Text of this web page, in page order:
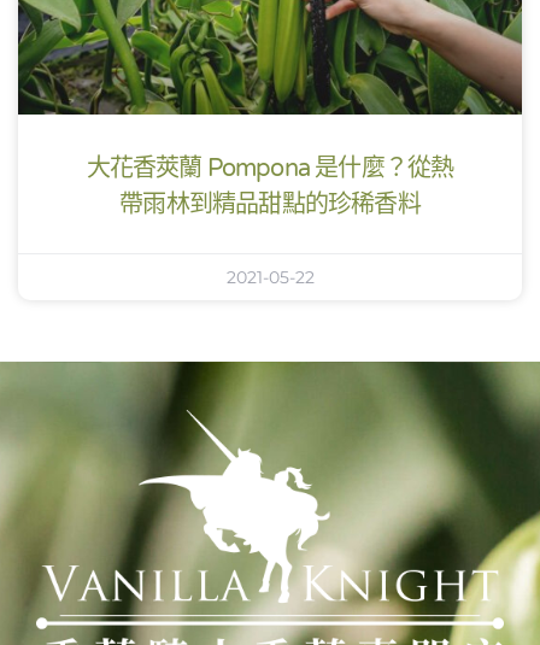
大花香莢蘭 Pompona 是什麼？從熱
帶雨林到精品甜點的珍稀香料
2021-05-22